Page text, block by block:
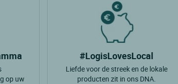
op uw
#LogisLovesLocal
Liefde voor de streek en de lokale
producten zit in ons DNA.